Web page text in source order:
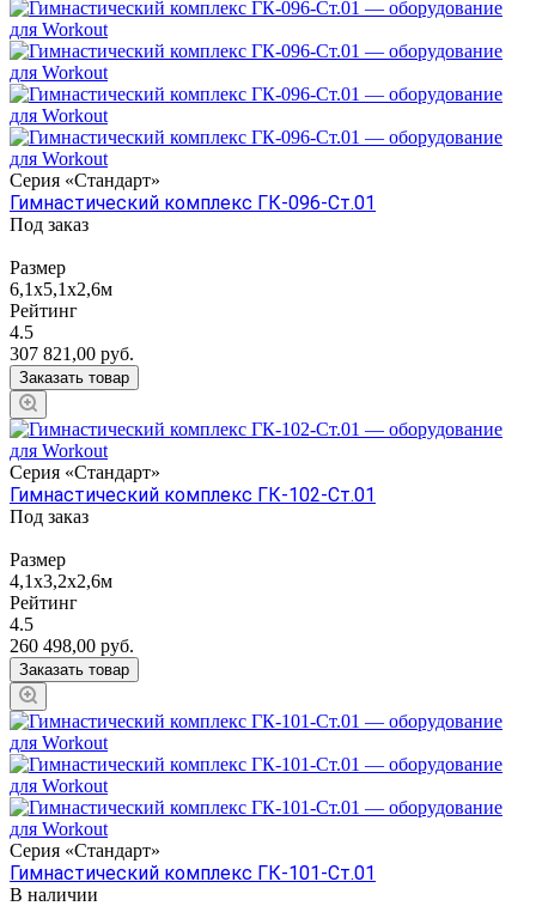
Серия «Стандарт»
Гимнастический комплекс ГК-096-Ст.01
Под заказ
Размер
6,1х5,1х2,6м
Рейтинг
4.5
307 821,00 руб.
Заказать товар
Серия «Стандарт»
Гимнастический комплекс ГК-102-Ст.01
Под заказ
Размер
4,1х3,2х2,6м
Рейтинг
4.5
260 498,00 руб.
Заказать товар
Серия «Стандарт»
Гимнастический комплекс ГК-101-Ст.01
В наличии